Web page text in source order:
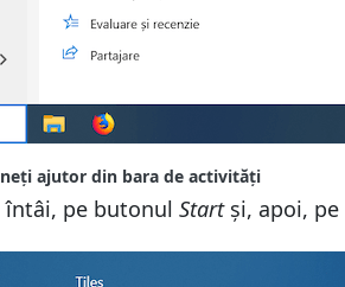
ajutor din bara de activități
întâi, pe butonul Startși, apoi, pe